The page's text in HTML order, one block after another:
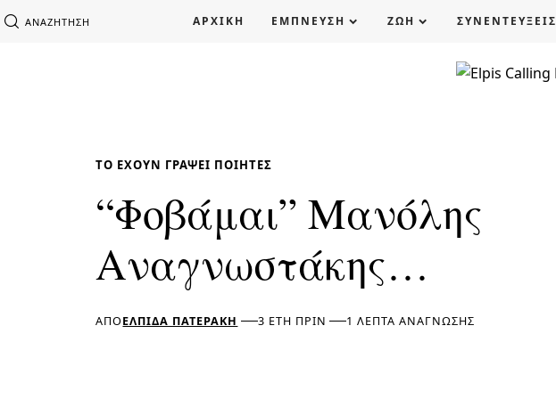
ΑΝΑΖΉΤΗΣΗ ΑΡΧΙΚΗ ΕΜΠΝΕΥΣΗ ΖΩΗ ΣΥΝΕΝΤΕΥΞΕΙΣ
ΤΟ ΈΧΟΥΝ ΓΡΆΨΕΙ ΠΟΙΗΤΈΣ
“Φοβάμαι” Μανόλης
Αναγνωστάκης…
ΑΠΌΕΛΠΊΔΑ ΠΑΤΕΡΆΚΗ 3 ΈΤΗ ΠΡΙΝ 1 ΛΕΠΤΆ ΑΝΆΓΝΩΣΗΣ